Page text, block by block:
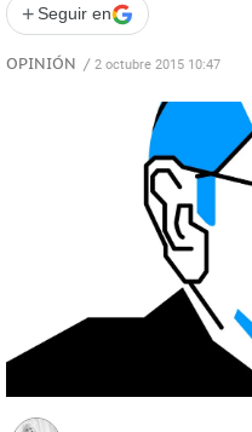
+ Seguir en
OPINIÓN / 2 octubre 2015 10:47